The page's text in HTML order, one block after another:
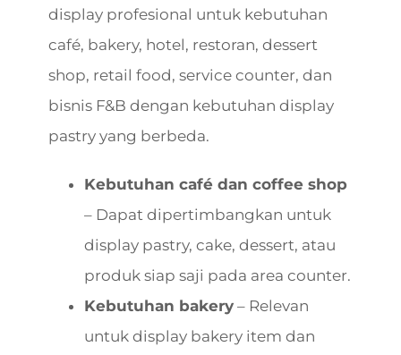
display profesional untuk kebutuhan
café, bakery, hotel, restoran, dessert
shop, retail food, service counter, dan
bisnis F&B dengan kebutuhan display
pastry yang berbeda.
Kebutuhan café dan coffee shop
– Dapat dipertimbangkan untuk
display pastry, cake, dessert, atau
produk siap saji pada area counter.
Kebutuhan bakery– Relevan
untuk display bakery item dan